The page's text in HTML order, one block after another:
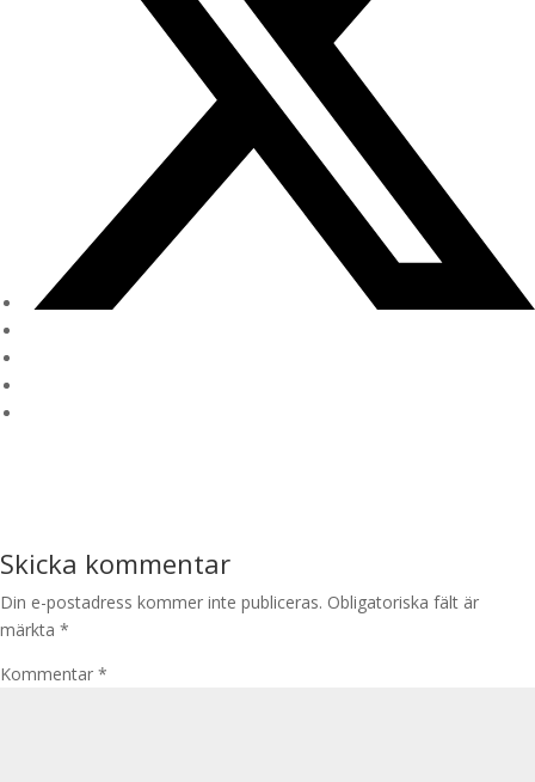
Skicka kommentar
Din e-postadress kommer inte publiceras. Obligatoriska fält är
märkta *
Kommentar *